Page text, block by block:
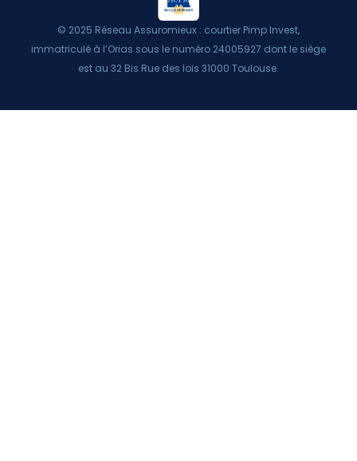
© 2025 Réseau Assuromieux : courtier Pimp Invest,
immatriculé à l’Orias sous le numéro 24005927 dont le siège
est au 32 Bis Rue des lois 31000 Toulouse.